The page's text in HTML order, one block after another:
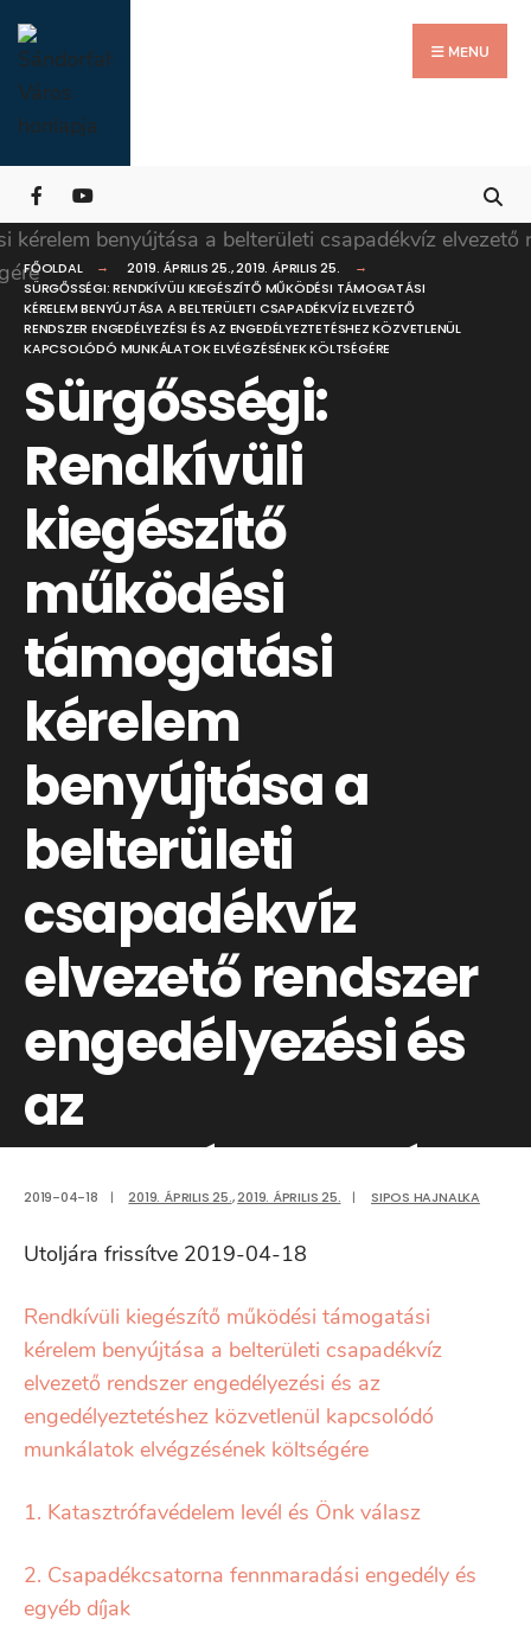
Skip
to
content
MENU
FŐOLDAL 2019. ÁPRILIS 25.,2019. ÁPRILIS 25.
SÜRGŐSSÉGI: RENDKÍVÜLI KIEGÉSZÍTŐ MŰKÖDÉSI TÁMOGATÁSI
KÉRELEM BENYÚJTÁSA A BELTERÜLETI CSAPADÉKVÍZ ELVEZETŐ
RENDSZER ENGEDÉLYEZÉSI ÉS AZ ENGEDÉLYEZTETÉSHEZ KÖZVETLENÜL
KAPCSOLÓDÓ MUNKÁLATOK ELVÉGZÉSÉNEK KÖLTSÉGÉRE
Sürgősségi:
Rendkívüli
kiegészítő
működési
támogatási
kérelem
benyújtása a
belterületi
csapadékvíz
elvezető rendszer
engedélyezési és
az
közvetlenül
kapcsolódó
munkálatok
elvégzésének
költségére
2019-04-18 | 2019. ÁPRILIS 25.,2019. ÁPRILIS 25. | SIPOS HAJNALKA
Utoljára frissítve 2019-04-18
Rendkívüli kiegészítő működési támogatási
kérelem benyújtása a belterületi csapadékvíz
elvezető rendszer engedélyezési és az
engedélyeztetéshez közvetlenül kapcsolódó
munkálatok elvégzésének költségére
1. Katasztrófavédelem levél és Önk válasz
2. Csapadékcsatorna fennmaradási engedély és
egyéb díjak
for:
Close